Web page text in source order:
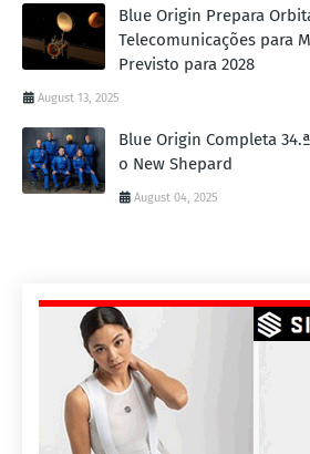
Blue Origin Prepara
Telecomunicações para
Previsto para 2028
August 13, 2025
Blue Origin Completa
o New Shepard
August 04, 2025